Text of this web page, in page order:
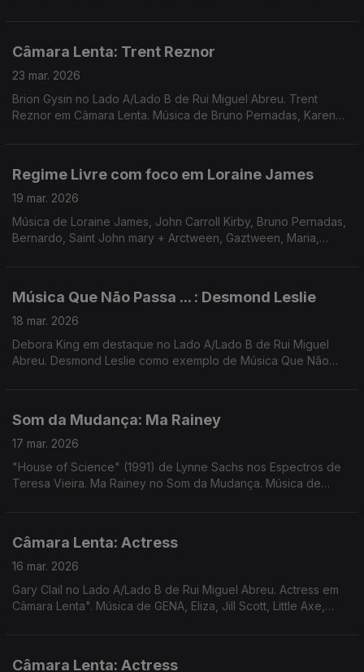
Câmara Lenta: Trent Reznor
23 mar. 2026
Brion Gysin no Lado A/Lado B de Rui Miguel Abreu. Trent
Reznor em Câmara Lenta. Música de Bruno Pernadas, Karen
Regime Livre com foco em Loraine James
19 mar. 2026
Música de Loraine James, John Carroll Kirby, Bruno Pernadas,
Bernardo, Saint John mary + Arctween, Gaztween, Maria,
Música Que Não Passa ... : Desmond Leslie
18 mar. 2026
Debora King em destaque no Lado A/Lado B de Rui Miguel
Abreu. Desmond Leslie como exemplo de Música Que Não
Som da Mudança: Ma Rainey
17 mar. 2026
"House of Science" (1991) de Lynne Sachs nos Espectros de
Teresa Vieira. Ma Rainey no Som da Mudança. Música de
Câmara Lenta: Actress
16 mar. 2026
Gary Clail no Lado A/Lado B de Rui Miguel Abreu. Actress em
Câmara Lenta". Música de GENA, Eliza, Jill Scott, Little Axe,
Câmara Lenta: Actress